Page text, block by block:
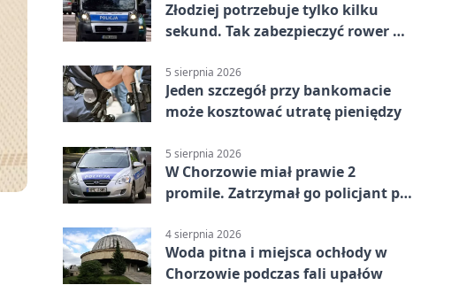
Złodziej potrzebuje tylko kilku
sekund. Tak zabezpieczyć rower w
5 sierpnia 2026
Jeden szczegół przy bankomacie
może kosztować utratę pieniędzy
5 sierpnia 2026
W Chorzowie miał prawie 2
promile. Zatrzymał go policjant po
4 sierpnia 2026
Woda pitna i miejsca ochłody w
Chorzowie podczas fali upałów